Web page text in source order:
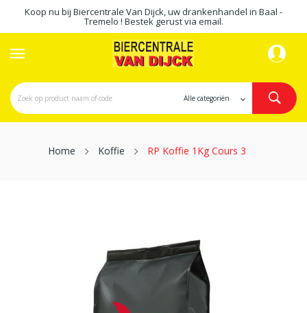
Koop nu bij Biercentrale Van Dijck, uw drankenhandel in Baal -
Tremelo ! Bestek gerust via email.
Home Koffie RP Koffie 1Kg Cours 3